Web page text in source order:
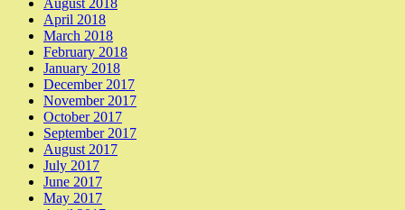
April 2018
March 2018
February 2018
January 2018
December 2017
November 2017
October 2017
September 2017
August 2017
July 2017
June 2017
May 2017